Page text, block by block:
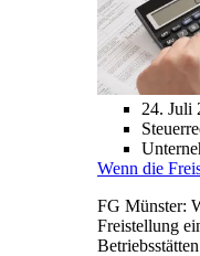
24. Juli
Wenn die
FG Münster:
Freistellung